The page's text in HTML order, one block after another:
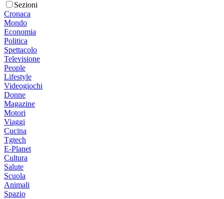
Sezioni
Cronaca
Mondo
Economia
Politica
Spettacolo
Televisione
People
Lifestyle
Videogiochi
Donne
Magazine
Motori
Viaggi
Cucina
Tgtech
E-Planet
Cultura
Salute
Scuola
Animali
Spazio